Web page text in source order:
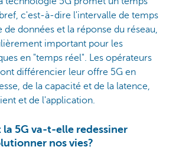
c'est-à-dire l'intervalle de temps
de données et la réponse du réseau,
important pour les
en "temps réel". Les opérateurs
différencier leur offre 5G en
de la capacité et de la latence,
et de l'application.
la 5G va-t-elle redessiner
nos vies?